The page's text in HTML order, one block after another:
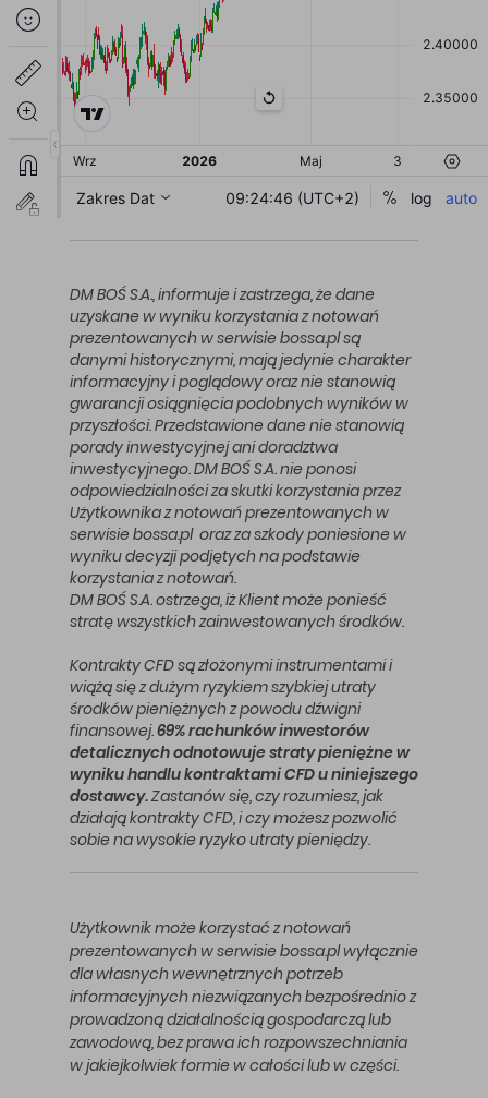
DM BOŚ S.A., informuje i zastrzega, że dane
uzyskane w wyniku korzystania z notowań
prezentowanych w serwisie bossa.pl są
danymi historycznymi, mają jedynie charakter
informacyjny i poglądowy oraz nie stanowią
gwarancji osiągnięcia podobnych wyników w
przyszłości. Przedstawione dane nie stanowią
porady inwestycyjnej ani doradztwa
inwestycyjnego. DM BOŚ S.A. nie ponosi
odpowiedzialności za skutki korzystania przez
Użytkownika z notowań prezentowanych w
serwisie bossa.pl oraz za szkody poniesione w
wyniku decyzji podjętych na podstawie
korzystania z notowań.
DM BOŚ S.A. ostrzega, iż Klient może ponieść
stratę wszystkich zainwestowanych środków.
Kontrakty CFD są złożonymi instrumentami i
wiążą się z dużym ryzykiem szybkiej utraty
środków pieniężnych z powodu dźwigni
finansowej.69% rachunków inwestorów
detalicznych odnotowuje straty pieniężne w
wyniku handlu kontraktami CFD u niniejszego
dostawcy.Zastanów się, czy rozumiesz, jak
działają kontrakty CFD, i czy możesz pozwolić
sobie na wysokie ryzyko utraty pieniędzy.
Użytkownik może korzystać z notowań
prezentowanych w serwisie bossa.pl wyłącznie
dla własnych wewnętrznych potrzeb
informacyjnych niezwiązanych bezpośrednio z
prowadzoną działalnością gospodarczą lub
zawodową, bez prawa ich rozpowszechniania
w jakiejkolwiek formie w całości lub w części.